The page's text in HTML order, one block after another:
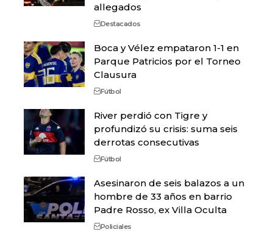
allegados
Destacados
Boca y Vélez empataron 1-1 en
Parque Patricios por el Torneo
Clausura
Fútbol
River perdió con Tigre y
profundizó su crisis: suma seis
derrotas consecutivas
Fútbol
Asesinaron de seis balazos a un
hombre de 33 años en barrio
Padre Rosso, ex Villa Oculta
Policiales